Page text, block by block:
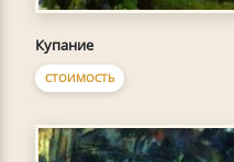
Купание
СТОИМОСТЬ